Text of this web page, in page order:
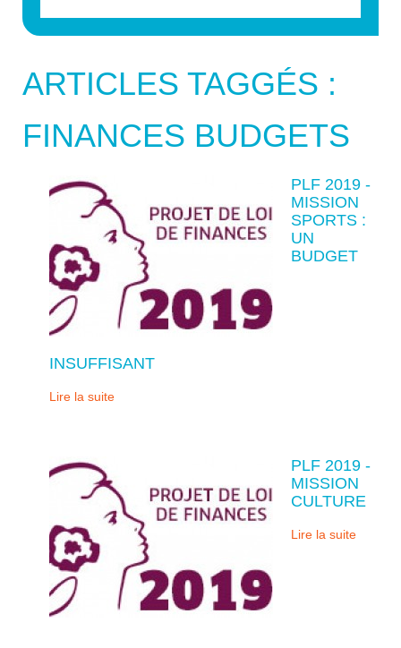
ARTICLES TAGGÉS :
FINANCES BUDGETS
PLF 2019 -
MISSION
SPORTS :
UN
BUDGET
INSUFFISANT
Lire la suite
PLF 2019 -
MISSION
CULTURE
Lire la suite